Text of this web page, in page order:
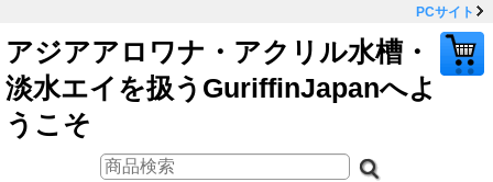
PCサイト
アジアアロワナ・アクリル水槽・
淡水エイを扱うGuriffinJapanへよ
うこそ